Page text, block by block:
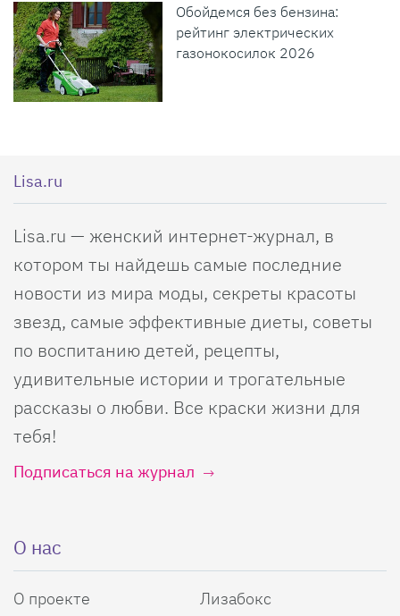
Обойдемся без бензина:
рейтинг электрических
газонокосилок 2026
Lisa.ru
Lisa.ru — женский интернет-журнал, в
котором ты найдешь самые последние
новости из мира моды, секреты красоты
звезд, самые эффективные диеты, советы
по воспитанию детей, рецепты,
удивительные истории и трогательные
рассказы о любви. Все краски жизни для
тебя!
Подписаться на журнал
О нас
О проекте
Лизабокс